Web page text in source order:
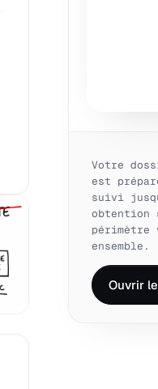
Votre
est
suivi
obtention
périmètre
ensemble.
Ouvrir